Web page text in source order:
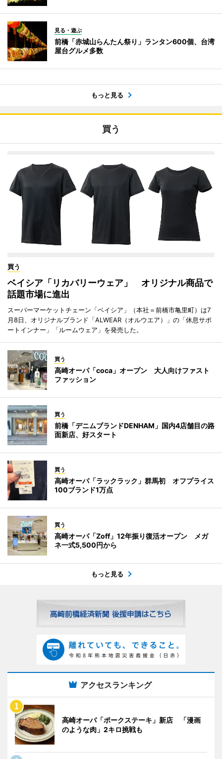
見る・遊ぶ
前橋「赤城山らんたん祭り」ランタン600個、台湾
屋台グルメ多数
もっと見る
買う
買う
ベイシア「リカバリーウェア」 オリジナル商品で
話題市場に進出
スーパーマーケットチェーン「ベイシア」（本社＝前橋市亀里町）は7
月8日、オリジナルブランド「ALWEAR（オルウエア）」の「休息サポ
ートインナー」「ルームウェア」を発売した。
買う
高崎オーパ「coca」オープン 大人向けファスト
ファッション
買う
前橋「デニムブランドDENHAM」国内4店舗目の路
面新店、好スタート
買う
高崎オーパ「ラックラック」群馬初 オフプライス
100ブランド1万点
買う
高崎オーパ「Zoff」12年振り復活オープン メガ
ネ一式5,500円から
もっと見る
アクセスランキング
高崎オーパ「ポークステーキ」新店 「漫画
のような肉」2キロ挑戦も